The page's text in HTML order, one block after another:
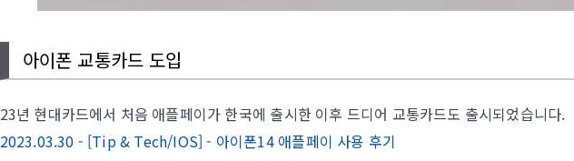
아이폰 교통카드 도입
23년 현대카드에서 처음 애플페이가 한국에 출시한 이후 드디어 교통카드도 출시되었습니다.
2023.03.30 - [Tip & Tech/IOS] - 아이폰14 애플페이 사용 후기